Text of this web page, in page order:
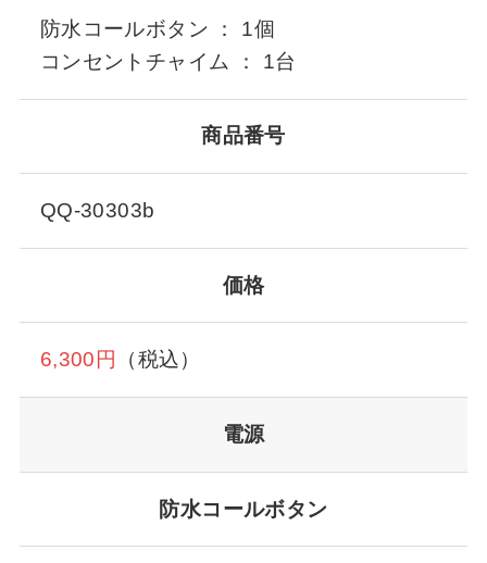
防水コールボタン ： 1個
コンセントチャイム ： 1台
商品番号
QQ-30303b
価格
6,300円 （税込）
電源
防水コールボタン